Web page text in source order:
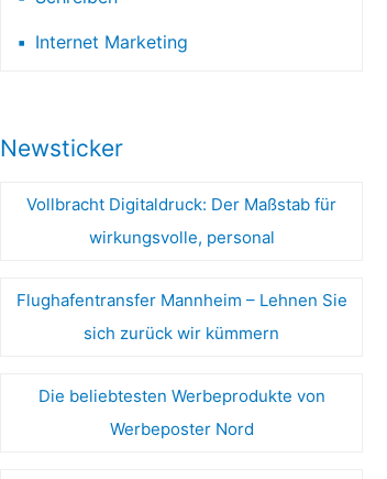
Internet Marketing
Newsticker
Vollbracht Digitaldruck: Der Maßstab für
wirkungsvolle, personal
Flughafentransfer Mannheim – Lehnen Sie
sich zurück wir kümmern
Die beliebtesten Werbeprodukte von
Werbeposter Nord